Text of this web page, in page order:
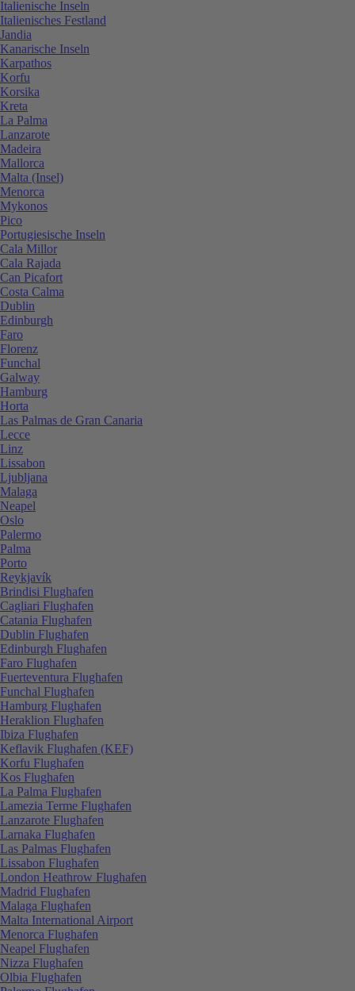
Italienische Inseln
Italienisches Festland
Jandia
Kanarische Inseln
Karpathos
Korfu
Korsika
Kreta
La Palma
Lanzarote
Madeira
Mallorca
Malta (Insel)
Menorca
Mykonos
Pico
Portugiesische Inseln
Cala Millor
Cala Rajada
Can Picafort
Costa Calma
Dublin
Edinburgh
Faro
Florenz
Funchal
Galway
Hamburg
Horta
Las Palmas de Gran Canaria
Lecce
Linz
Lissabon
Ljubljana
Malaga
Neapel
Oslo
Palermo
Palma
Porto
Reykjavík
Brindisi Flughafen
Cagliari Flughafen
Catania Flughafen
Dublin Flughafen
Edinburgh Flughafen
Faro Flughafen
Fuerteventura Flughafen
Funchal Flughafen
Hamburg Flughafen
Heraklion Flughafen
Ibiza Flughafen
Keflavik Flughafen (KEF)
Korfu Flughafen
Kos Flughafen
La Palma Flughafen
Lamezia Terme Flughafen
Lanzarote Flughafen
Larnaka Flughafen
Las Palmas Flughafen
Lissabon Flughafen
London Heathrow Flughafen
Madrid Flughafen
Malaga Flughafen
Malta International Airport
Menorca Flughafen
Neapel Flughafen
Nizza Flughafen
Olbia Flughafen